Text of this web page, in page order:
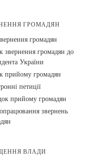
ГРОМАДЯН
громадян
звернення громадян до
України
прийому громадян
петиції
прийому громадян
звернень
ВЛАДИ